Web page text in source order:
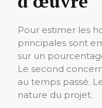
Pour estimer les
principales sont
sur un
Le second
au temps passé.
nature du projet.